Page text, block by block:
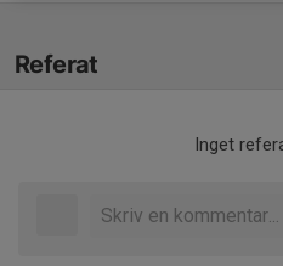
Referat
Inget